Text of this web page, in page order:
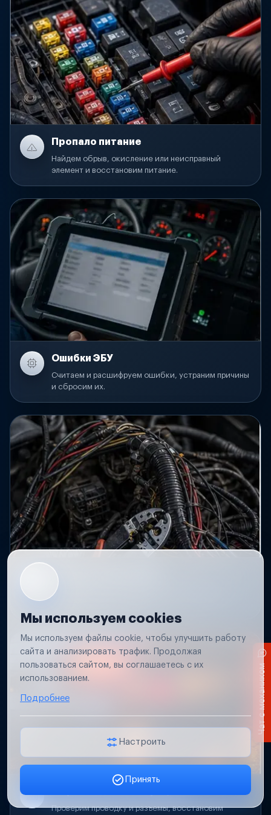
Пропало питание
Найдем обрыв, окисление или неисправный
элемент и восстановим питание.
Ошибки ЭБУ
Считаем и расшифруем ошибки, устраним причины
и сбросим их.
Короткое замыкание
Обнаружим место замыкания, восстановим
Проверим проводку и разъемы, восстановим
Мы используем cookies
Мы используем файлы cookie, чтобы улучшить работу
сайта и анализировать трафик. Продолжая
пользоваться сайтом, вы соглашаетесь с их
использованием.
Подробнее
Настроить
Принять
Заявка онлайн
Чат с механиком